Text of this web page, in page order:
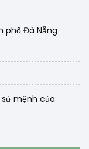
phố Đà Nẵng
mệnh của